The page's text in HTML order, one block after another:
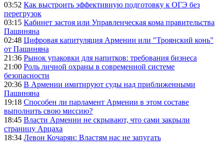
03:52 Как выстроить эффективную подготовку к ОГЭ без
перегрузок
03:15 Кабинет застоя или Управленческая кома правительства
Пашиняна
02:48 Цифровая капитуляция Армении или "Троянский конь"
от Пашиняна
21:36 Рынок упаковки для напитков: требования бизнеса
21:00 Роль личной охраны в современной системе
безопасности
20:36 В Армении имитируют суды над приближенными
Пашиняна
19:18 Способен ли парламент Армении в этом составе
выполнить свою миссию?
18:45 Власти Армении не скрывают, что сами закрыли
страницу Арцаха
18:34 Левон Кочарян: Властям нас не запугать